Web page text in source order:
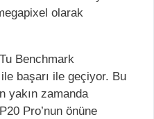
olarak
Benchmark
başarı ile geçiyor. Bu
yakın zamanda
Pro’nun önüne